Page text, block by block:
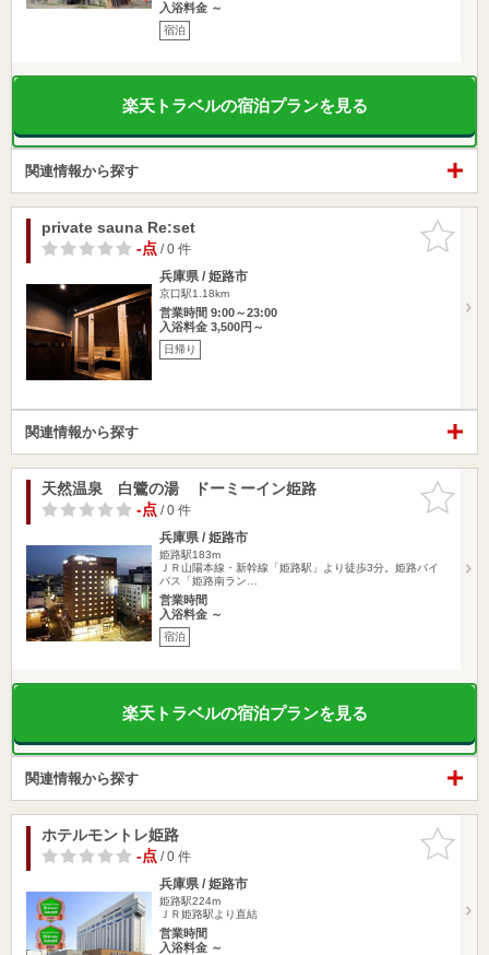
入浴料金 ～
宿泊
楽天トラベルの宿泊プランを見る
関連情報から探す
お気に入
りに追加
private sauna Re:set
-点/ 0 件
兵庫県 / 姫路市
京口駅1.18km
営業時間 9:00～23:00
入浴料金 3,500円～
日帰り
関連情報から探す
お気に入
りに追加
天然温泉 白鷺の湯 ドーミーイン姫路
-点/ 0 件
兵庫県 / 姫路市
姫路駅183m
ＪＲ山陽本線・新幹線「姫路駅」より徒歩3分。姫路バイ
パス「姫路南ラン…
営業時間
入浴料金 ～
宿泊
楽天トラベルの宿泊プランを見る
関連情報から探す
お気に入
りに追加
ホテルモントレ姫路
-点/ 0 件
兵庫県 / 姫路市
姫路駅224m
ＪＲ姫路駅より直結
営業時間
入浴料金 ～